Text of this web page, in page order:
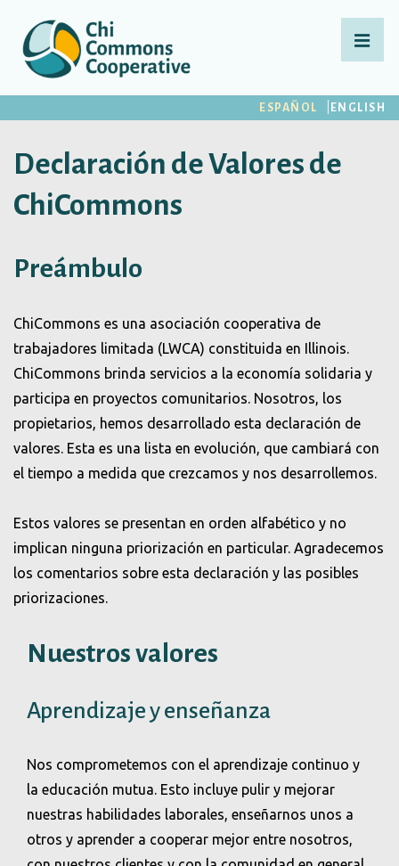
Saltar
Navegación
principal
ESPAÑOL ENGLISH
Declaración de Valores de
ChiCommons
Preámbulo
ChiCommons es una asociación cooperativa de
trabajadores limitada (LWCA) constituida en Illinois.
ChiCommons brinda servicios a la economía solidaria y
participa en proyectos comunitarios. Nosotros, los
propietarios, hemos desarrollado esta declaración de
valores. Esta es una lista en evolución, que cambiará con
el tiempo a medida que crezcamos y nos desarrollemos.
Estos valores se presentan en orden alfabético y no
implican ninguna priorización en particular. Agradecemos
los comentarios sobre esta declaración y las posibles
priorizaciones.
Nuestros valores
Aprendizaje y enseñanza
Nos comprometemos con el aprendizaje continuo y
la educación mutua. Esto incluye pulir y mejorar
nuestras habilidades laborales, enseñarnos unos a
otros y aprender a cooperar mejor entre nosotros,